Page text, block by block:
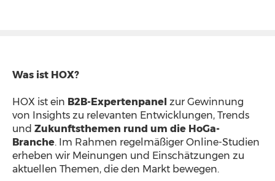
Was ist HOX?
HOX ist ein B2B-Expertenpanel zur Gewinnung
von Insights zu relevanten Entwicklungen, Trends
und Zukunftsthemen rund um die HoGa-
Branche. Im Rahmen regelmäßiger Online-Studien
erheben wir Meinungen und Einschätzungen zu
aktuellen Themen, die den Markt bewegen.